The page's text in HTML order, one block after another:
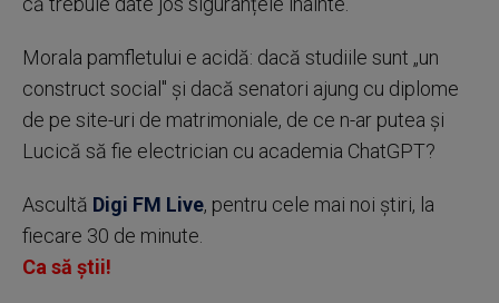
Morala pamfletului e acidă: dacă studiile sunt „un
construct social" și dacă senatori ajung cu diplome
de pe site-uri de matrimoniale, de ce n-ar putea și
Lucică să fie electrician cu academia ChatGPT?
Ascultă Digi FM Live, pentru cele mai noi știri, la
fiecare 30 de minute.
Ca să știi!